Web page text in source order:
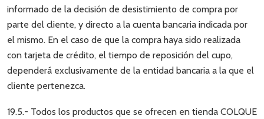
informado de la decisión de desistimiento de compra por
parte del cliente, y directo a la cuenta bancaria indicada por
el mismo. En el caso de que la compra haya sido realizada
con tarjeta de crédito, el tiempo de reposición del cupo,
dependerá exclusivamente de la entidad bancaria a la que el
cliente pertenezca.
19.5.- Todos los productos que se ofrecen en tienda COLQUE